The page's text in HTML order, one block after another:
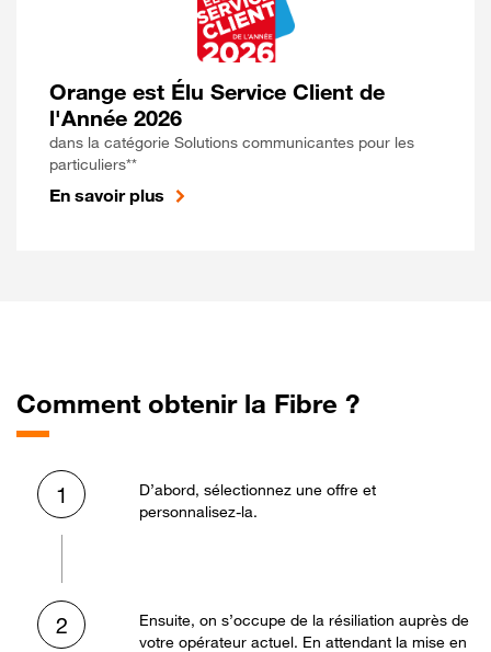
Orange est Élu Service Client de
l'Année 2026
dans la catégorie Solutions communicantes pour les
particuliers**
En savoir plus
Comment obtenir la Fibre ?
1
D’abord, sélectionnez une offre et
personnalisez-la.
2
Ensuite, on s’occupe de la résiliation auprès de
votre opérateur actuel. En attendant la mise en